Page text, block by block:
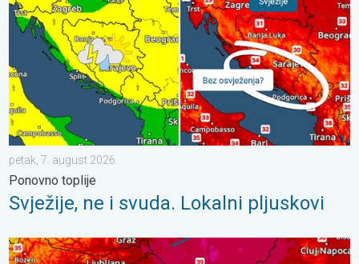
petak, 7. august 2026.
Ponovno toplije
Svježije, ne i svuda. Lokalni pljuskovi
Još malo toplije, do kada?. Lokalno 40-ice. . . nedjelja, 2.